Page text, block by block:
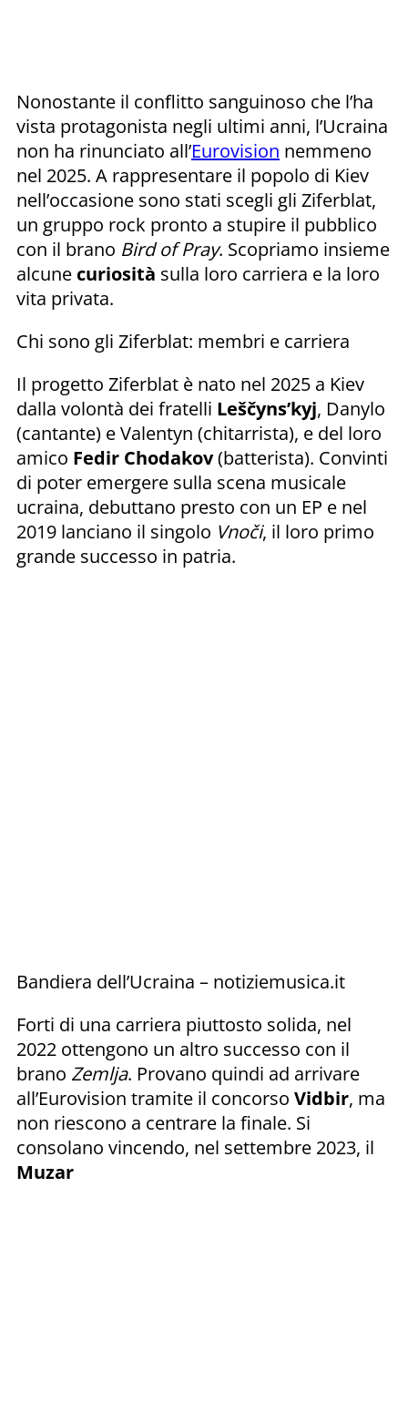
Nonostante il conflitto sanguinoso che l’ha
vista protagonista negli ultimi anni, l’Ucraina
non ha rinunciato all’Eurovision nemmeno
nel 2025. A rappresentare il popolo di Kiev
nell’occasione sono stati scegli gli Ziferblat,
un gruppo rock pronto a stupire il pubblico
con il brano Bird of Pray. Scopriamo insieme
alcune curiosità sulla loro carriera e la loro
vita privata.
Chi sono gli Ziferblat: membri e carriera
Il progetto Ziferblat è nato nel 2025 a Kiev
dalla volontà dei fratelli Leščyns’kyj, Danylo
(cantante) e Valentyn (chitarrista), e del loro
amico Fedir Chodakov(batterista). Convinti
di poter emergere sulla scena musicale
ucraina, debuttano presto con un EP e nel
2019 lanciano il singolo Vnoči, il loro primo
grande successo in patria.
Bandiera dell’Ucraina – notiziemusica.it
Forti di una carriera piuttosto solida, nel
2022 ottengono un altro successo con il
brano Zemlja. Provano quindi ad arrivare
all’Eurovision tramite il concorso Vidbir, ma
non riescono a centrare la finale. Si
consolano vincendo, nel settembre 2023, il
Muzar